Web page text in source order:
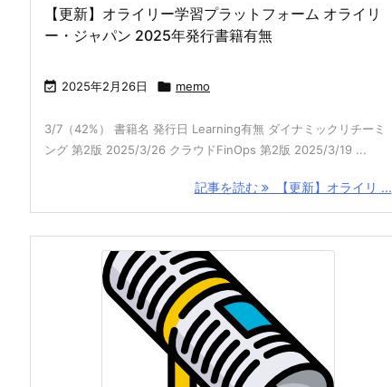
【更新】オライリー学習プラットフォーム オライリ
ー・ジャパン 2025年発行書籍有無
 2025年2月26日  memo
3/7（42%） 書籍名 発行日 Learning有無 ダイナミックリチーミ
ング 第2版 2025/3/26 クラウドFinOps 第2版 2025/3/19 ...
記事を読む 【更新】オライリ ...